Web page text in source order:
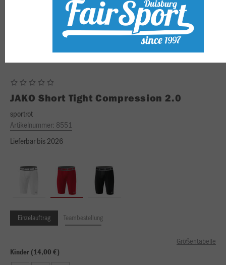
JAKO Short Tight Compression 2.0
sportrot
Artikelnummer: 8551
Lieferbar bis 2026
Einzelauftrag Teambestellung
Größentabelle
Kinder (14,00 €)
mehr Infos
Datenschutz
Impressum